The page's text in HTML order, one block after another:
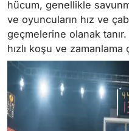
hücum, genellikle
ve oyuncuların hız ve
geçmelerine olanak
hızlı koşu ve